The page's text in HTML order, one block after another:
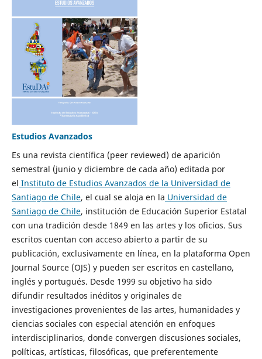
Estudios Avanzados
Es una revista científica (peer reviewed) de aparición
semestral (junio y diciembre de cada año) editada por
el Instituto de Estudios Avanzados de la Universidad de
Santiago de Chile, el cual se aloja en la Universidad de
Santiago de Chile, institución de Educación Superior Estatal
con una tradición desde 1849 en las artes y los oficios. Sus
escritos cuentan con acceso abierto a partir de su
publicación, exclusivamente en línea, en la plataforma Open
Journal Source (OJS) y pueden ser escritos en castellano,
inglés y portugués. Desde 1999 su objetivo ha sido
difundir resultados inéditos y originales de
investigaciones provenientes de las artes, humanidades y
ciencias sociales con especial atención en enfoques
interdisciplinarios, donde convergen discusiones sociales,
políticas, artísticas, filosóficas, que preferentemente